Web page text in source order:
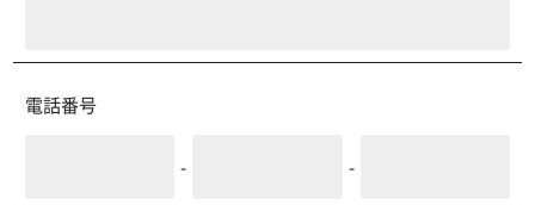
電話番号
- -